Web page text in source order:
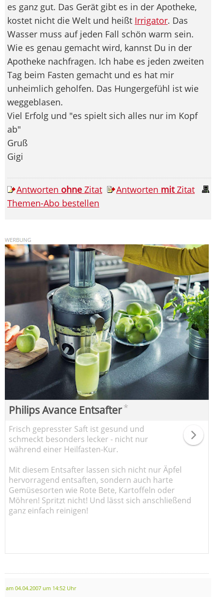
es ganz gut. Das Gerät gibt es in der Apotheke,
kostet nicht die Welt und heißt Irrigator. Das
Wasser muss auf jeden Fall schön warm sein.
Wie es genau gemacht wird, kannst Du in der
Apotheke nachfragen. Ich habe es jeden zweiten
Tag beim Fasten gemacht und es hat mir
unheimlich geholfen. Das Hungergefühl ist wie
weggeblasen.
Viel Erfolg und "es spielt sich alles nur im Kopf
ab"
Gruß
Gigi
Antworten ohne Zitat Antworten mitZitat
Themen-Abo bestellen
Philips Avance Entsafter*
Frisch gepresster Saft ist gesund und
schmeckt besonders lecker - nicht nur
während einer Heilfasten-Kur.
Mit diesem Entsafter lassen sich nicht nur Äpfel
hervorragend entsaften, sondern auch harte
Gemüsesorten wie Rote Bete, Kartoffeln oder
Möhren! Spritzt nicht! Und lässt sich anschließend
ganz einfach reinigen!
am 04.04.2007 um 14:52 Uhr